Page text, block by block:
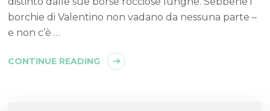
borchie di Valentino non vadano da nessuna parte –
e non c’è …
CONTINUE READING